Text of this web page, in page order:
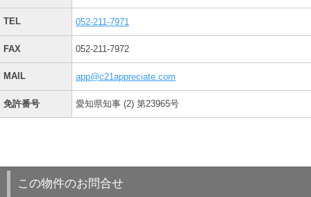
TEL 052-211-7971
FAX 052-211-7972
MAIL app@c21appreciate.com
免許番号 愛知県知事 (2) 第23965号
この物件のお問合せ